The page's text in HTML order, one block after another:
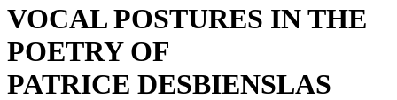
VOCAL POSTURES IN THE
POETRY OF
PATRICE DESBIENSLAS